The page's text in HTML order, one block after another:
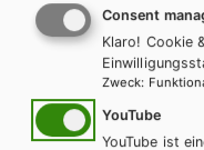
152 Seiten 4-färbig 21,0
SBNR.
ISBN
Consent
Klaro! Cookie
Zweck:
YouTube
YouTube ist